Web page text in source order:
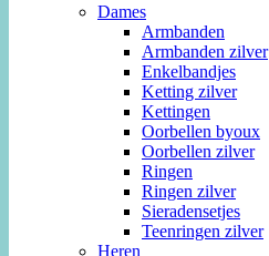
Dames
Armbanden
Armbanden zilver
Enkelbandjes
Ketting zilver
Kettingen
Oorbellen byoux
Oorbellen zilver
Ringen
Ringen zilver
Sieradensetjes
Teenringen zilver
Heren